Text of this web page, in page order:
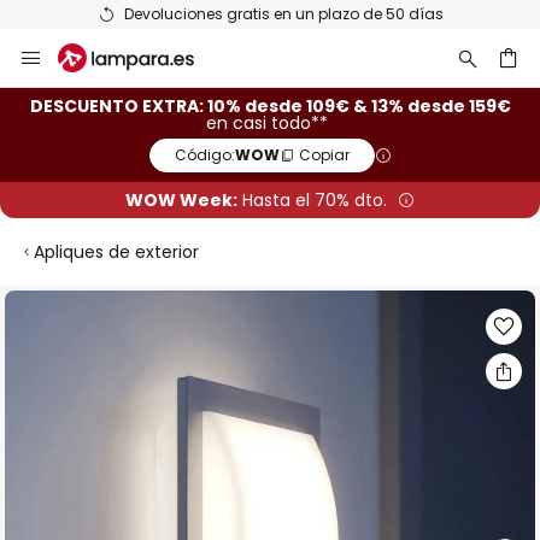
Devoluciones gratis en un plazo de 50 días
al
contenido
DESCUENTO EXTRA: 10% desde 109€ & 13% desde 159€
en casi todo**
Código:WOW Copiar
WOW Week: Hasta el 70% dto.
Apliques de exterior
Saltar